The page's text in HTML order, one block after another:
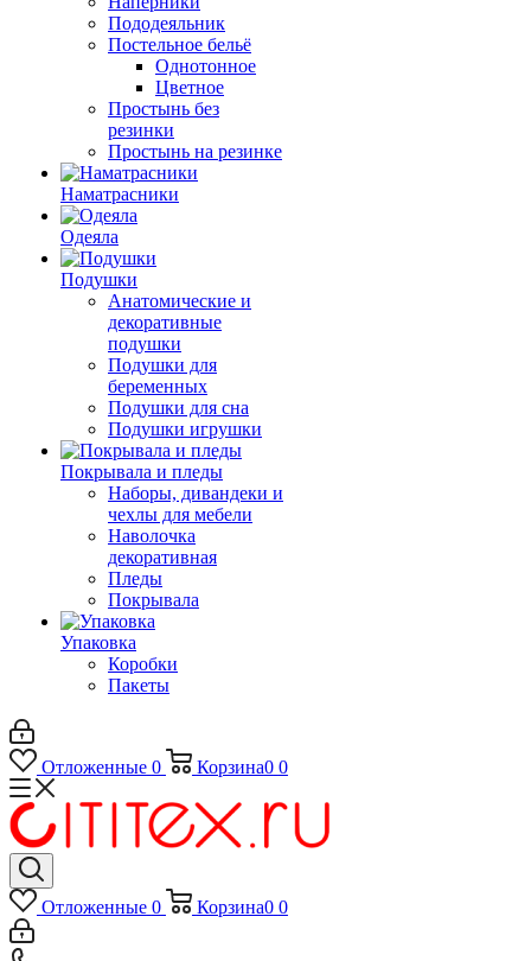
Пододеяльник
Постельное бельё
Однотонное
Цветное
Простынь без
резинки
Простынь на резинке
Наматрасники
Одеяла
Подушки
Анатомические и
декоративные
подушки
Подушки для
беременных
Подушки для сна
Подушки игрушки
Покрывала и пледы
Наборы, дивандеки и
чехлы для мебели
Наволочка
декоративная
Пледы
Покрывала
Упаковка
Коробки
Пакеты
Отложенные 0 Корзина0 0
Отложенные 0 Корзина0 0